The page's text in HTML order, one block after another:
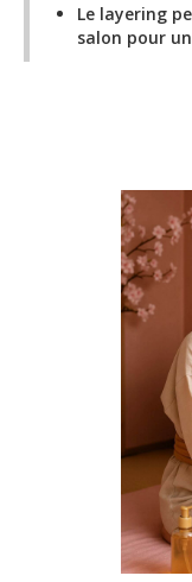
Le layering
salon pour un